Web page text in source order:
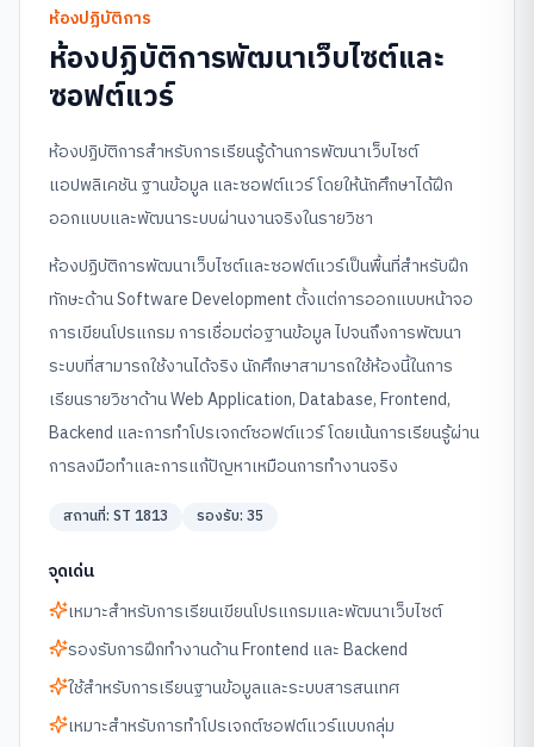
ห้องปฏิบัติการ
ห้องปฏิบัติการพัฒนาเว็บไซต์และ
ซอฟต์แวร์
ห้องปฏิบัติการสำหรับการเรียนรู้ด้านการพัฒนาเว็บไซต์
แอปพลิเคชัน ฐานข้อมูล และซอฟต์แวร์ โดยให้นักศึกษาได้ฝึก
ออกแบบและพัฒนาระบบผ่านงานจริงในรายวิชา
ห้องปฏิบัติการพัฒนาเว็บไซต์และซอฟต์แวร์เป็นพื้นที่สำหรับฝึก
ทักษะด้าน Software Development ตั้งแต่การออกแบบหน้าจอ
การเขียนโปรแกรม การเชื่อมต่อฐานข้อมูล ไปจนถึงการพัฒนา
ระบบที่สามารถใช้งานได้จริง นักศึกษาสามารถใช้ห้องนี้ในการ
เรียนรายวิชาด้าน Web Application, Database, Frontend,
Backend และการทำโปรเจกต์ซอฟต์แวร์ โดยเน้นการเรียนรู้ผ่าน
การลงมือทำและการแก้ปัญหาเหมือนการทำงานจริง
สถานที่: ST 1813 รองรับ: 35
จุดเด่น
เหมาะสำหรับการเรียนเขียนโปรแกรมและพัฒนาเว็บไซต์
รองรับการฝึกทำงานด้าน Frontend และ Backend
ใช้สำหรับการเรียนฐานข้อมูลและระบบสารสนเทศ
เหมาะสำหรับการทำโปรเจกต์ซอฟต์แวร์แบบกลุ่ม